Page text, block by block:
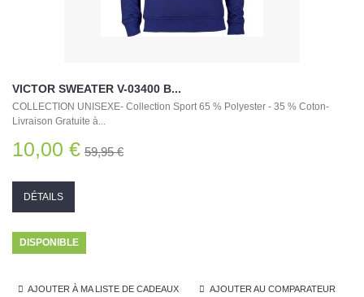
VICTOR SWEATER V-03400 B...
COLLECTION UNISEXE- Collection Sport 65 % Polyester - 35 % Coton-
Livraison Gratuite à...
10,00 € 59,95 €
DÉTAILS
DISPONIBLE
AJOUTER À MA LISTE DE CADEAUX AJOUTER AU COMPARATEUR